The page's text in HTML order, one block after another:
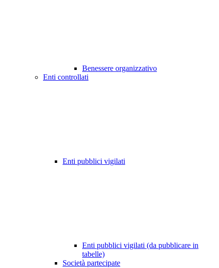
Benessere organizzativo
Enti controllati
Enti pubblici vigilati
Enti pubblici vigilati (da pubblicare in
tabelle)
Società partecipate